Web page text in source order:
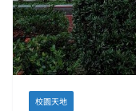
校園天地